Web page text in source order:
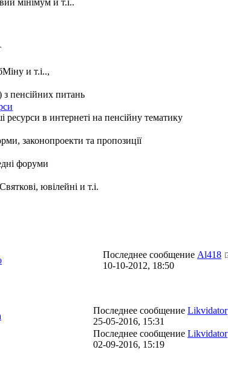
мінімум и т.і..
и т.і..,
з пенсійних питань
в интернеті на пенсійну тематику
законопроекти та пропозиції
форуми
ювілейні и т.і.
Последнее сообщение Al418
10-10-2012, 18:50
Последнее сообщение Likvidator
25-05-2016, 15:31
Последнее сообщение Likvidator
02-09-2016, 15:19